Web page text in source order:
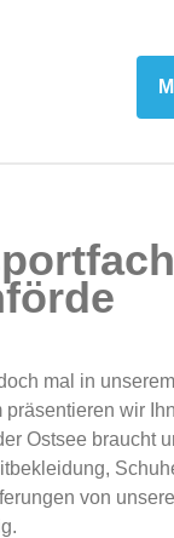
mal in
präsentieren wir
Ostsee braucht
von